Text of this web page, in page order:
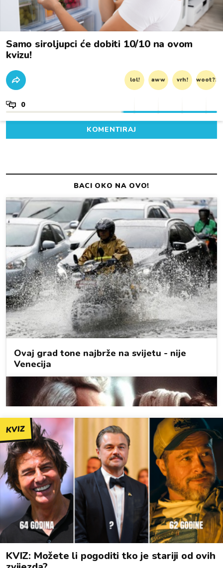
Samo siroljupci će dobiti 10/10 na ovom
kvizu!
lol! aww vrh! woot?!
0
KOMENTIRAJ
KVIZ
KVIZ: Možete li pogoditi tko je stariji od ovih